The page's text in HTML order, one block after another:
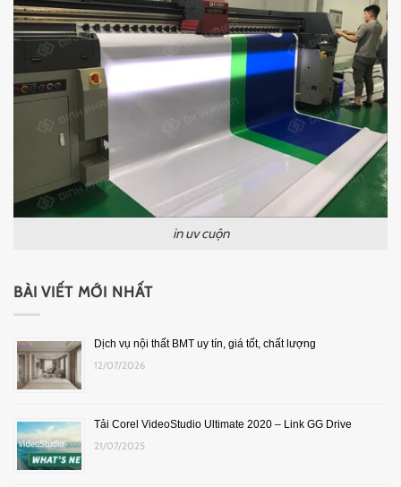
in uv cuộn
BÀI VIẾT MỚI NHẤT
Dịch vụ nội thất BMT uy tín, giá tốt, chất lượng
12/07/2026
Tải Corel VideoStudio Ultimate 2020 – Link GG Drive
21/07/2025